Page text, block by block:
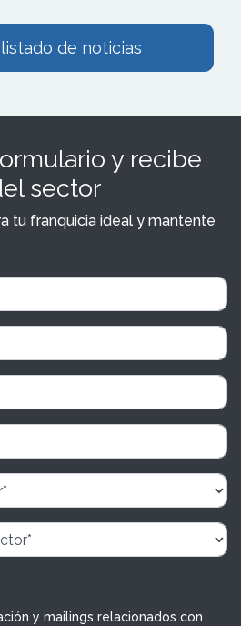
de noticias
y recibe
sector
tu franquicia ideal y mantente
y mailings relacionados con